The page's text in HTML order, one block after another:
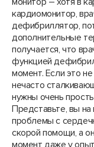
кардиомонитор,
дефибриллятор,
дополнительные
получается, что
функцией
момент. Если это
нечасто
нужны очень
Представьте, вы на
проблемы с
скорой помощи, а
момент даже у